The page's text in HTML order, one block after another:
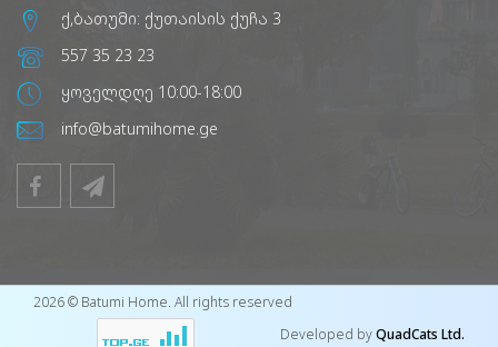
ქ,ბათუმი: ქუთაისის ქუჩა 3
557 35 23 23
ყოველდღე 10:00-18:00
info@batumihome.ge
2026 © Batumi Home. All rights reserved
Developed byQuadCats Ltd.